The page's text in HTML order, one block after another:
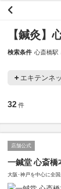
【鍼灸】
検索条件 心斎橋駅
エキテンネ
32 件
店舗公式
一鍼堂 心斎橋
大阪･神戸を中心に全